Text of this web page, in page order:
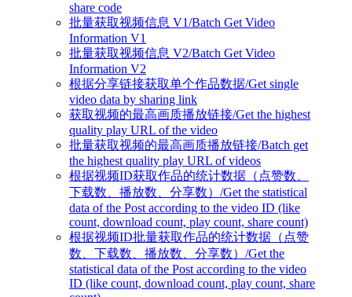
share code
批量获取视频信息 V1/Batch Get Video
Information V1
批量获取视频信息 V2/Batch Get Video
Information V2
根据分享链接获取单个作品数据/Get single
video data by sharing link
获取视频的最高画质播放链接/Get the highest
quality play URL of the video
批量获取视频的最高画质播放链接/Batch get
the highest quality play URL of videos
根据视频ID获取作品的统计数据（点赞数、
下载数、播放数、分享数）/Get the statistical
data of the Post according to the video ID (like
count, download count, play count, share count)
根据视频ID批量获取作品的统计数据（点赞
数、下载数、播放数、分享数）/Get the
statistical data of the Post according to the video
ID (like count, download count, play count, share